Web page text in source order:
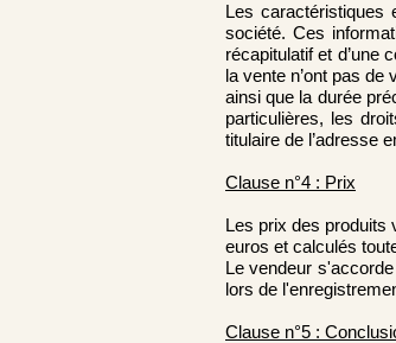
Les caractéristiques
société. Ces
récapitulatif et d’une
la vente n’ont pas
ainsi que la durée
particulières, les
titulaire de l’adresse
Clause n°4 : Prix
Les prix des produits
euros et calculés
Le vendeur
lors de
Clause n°5 :